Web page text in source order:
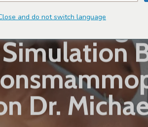
Der
Simulation
Dr.
and do not switch language